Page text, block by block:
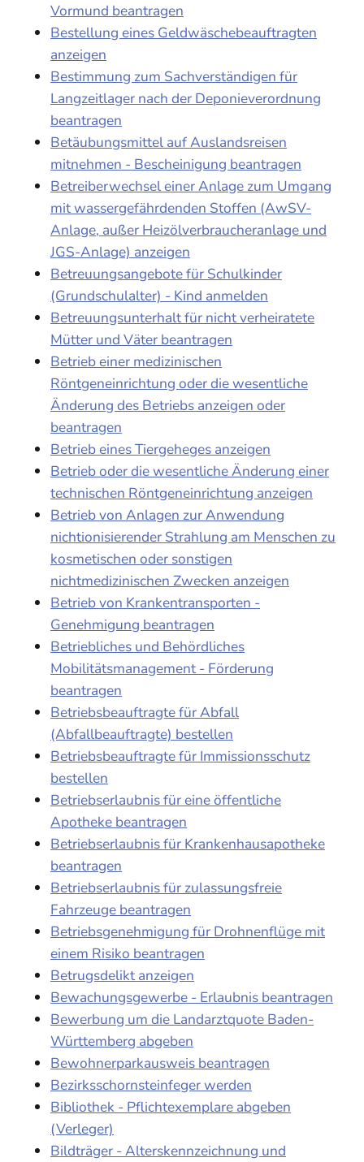
Vormund beantragen
Bestellung eines Geldwäschebeauftragten
anzeigen
Bestimmung zum Sachverständigen für
Langzeitlager nach der Deponieverordnung
beantragen
Betäubungsmittel auf Auslandsreisen
mitnehmen - Bescheinigung beantragen
Betreiberwechsel einer Anlage zum Umgang
mit wassergefährdenden Stoffen (AwSV-
Anlage, außer Heizölverbraucheranlage und
JGS-Anlage) anzeigen
Betreuungsangebote für Schulkinder
(Grundschulalter) - Kind anmelden
Betreuungsunterhalt für nicht verheiratete
Mütter und Väter beantragen
Betrieb einer medizinischen
Röntgeneinrichtung oder die wesentliche
Änderung des Betriebs anzeigen oder
beantragen
Betrieb eines Tiergeheges anzeigen
Betrieb oder die wesentliche Änderung einer
technischen Röntgeneinrichtung anzeigen
Betrieb von Anlagen zur Anwendung
nichtionisierender Strahlung am Menschen zu
kosmetischen oder sonstigen
nichtmedizinischen Zwecken anzeigen
Betrieb von Krankentransporten -
Genehmigung beantragen
Betriebliches und Behördliches
Mobilitätsmanagement - Förderung
beantragen
Betriebsbeauftragte für Abfall
(Abfallbeauftragte) bestellen
Betriebsbeauftragte für Immissionsschutz
bestellen
Betriebserlaubnis für eine öffentliche
Apotheke beantragen
Betriebserlaubnis für Krankenhausapotheke
beantragen
Betriebserlaubnis für zulassungsfreie
Fahrzeuge beantragen
Betriebsgenehmigung für Drohnenflüge mit
einem Risiko beantragen
Betrugsdelikt anzeigen
Bewachungsgewerbe - Erlaubnis beantragen
Bewerbung um die Landarztquote Baden-
Württemberg abgeben
Bewohnerparkausweis beantragen
Bezirksschornsteinfeger werden
Bibliothek - Pflichtexemplare abgeben
(Verleger)
Bildträger - Alterskennzeichnung und